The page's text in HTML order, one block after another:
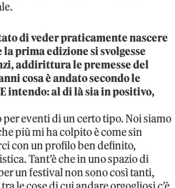
di veder praticamente nascere
prima edizione si svolgesse
addirittura le premesse del
cosa è andato secondo le
intendo: al di là sia in positivo,
eventi di un certo tipo. Noi siamo
più mi ha colpito è come sin
con un profilo ben definito,
Tant’è che in uno spazio di
un festival non sono così tanti,